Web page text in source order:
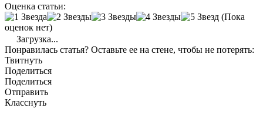
Оценка статьи:
(Пока
оценок нет)
Загрузка...
Понравилась статья? Оставьте ее на стене, чтобы не потерять:
Твитнуть
Поделиться
Поделиться
Отправить
Класснуть